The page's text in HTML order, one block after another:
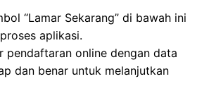
“Lamar Sekarang” di bawah ini
aplikasi.
pendaftaran online dengan data
dan benar untuk melanjutkan